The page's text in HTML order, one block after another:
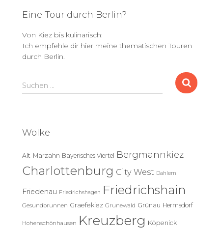
Eine Tour durch Berlin?
Von Kiez bis kulinarisch:
Ich empfehle dir hier meine thematischen Touren
durch Berlin.
S
u
n
a
c
:
Suchen …
Wolke
Alt-Marzahn Bayerisches Viertel Bergmannkiez
Charlottenburg City West Dahlem
Friedenau Friedrichshagen Friedrichshain
Gesundbrunnen Graefekiez Grunewald Grünau Hermsdorf
Hohenschönhausen Kreuzberg Köpenick